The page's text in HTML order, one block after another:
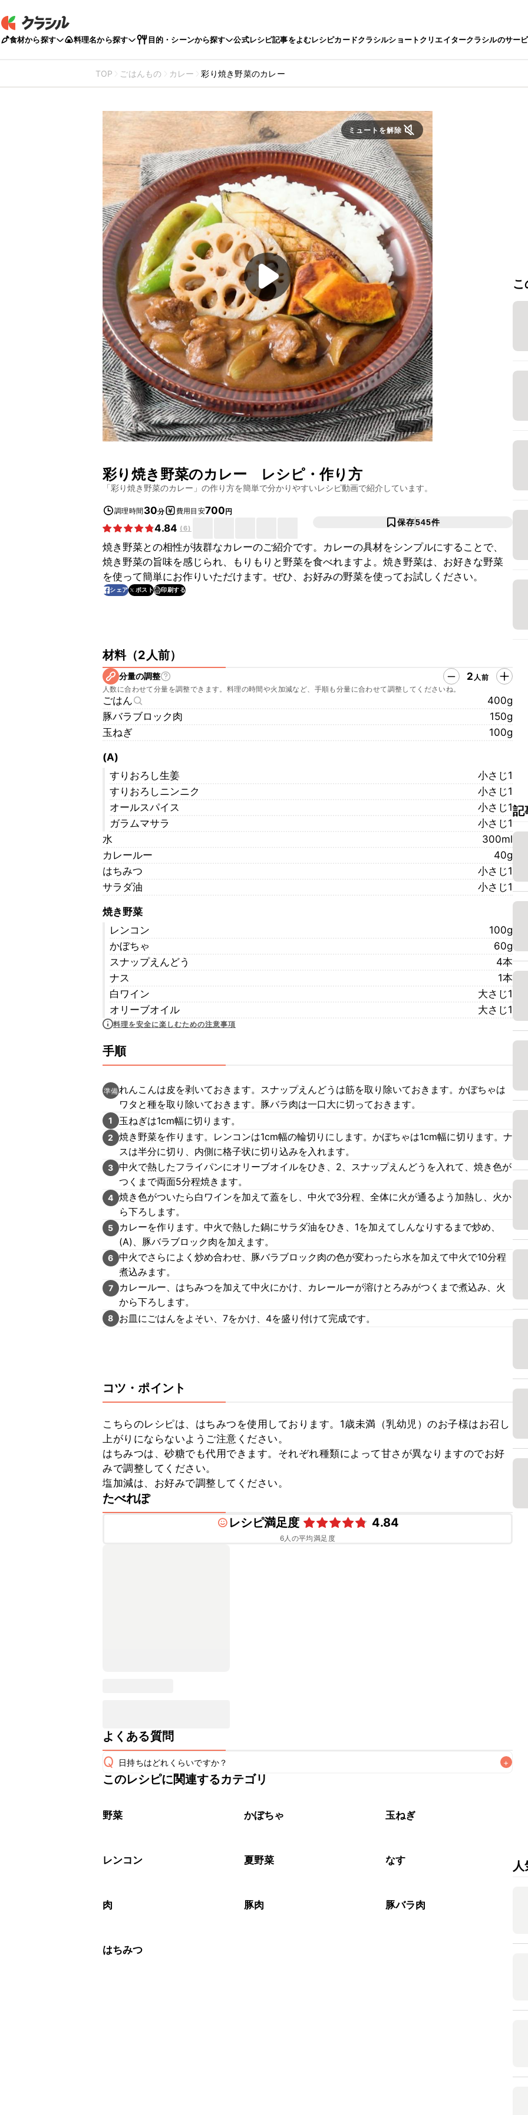
食材から探す 料理名から探す 目的・シーンから探す 公式レシピ記事をよむレシピカードクラシルショートクリエイタークラシルのサー
TOP ごはんもの カレー 彩り焼き野菜のカレー
ミュートを解除
彩り焼き野菜のカレー レシピ・作り方
「彩り焼き野菜のカレー 」の作り方を簡単で分かりやすいレシピ動画で紹介しています。
調理時間 30分 費用目安700円
4.84 (6)
保存545件
焼き野菜との相性が抜群なカレーのご紹介です。カレーの具材をシンプルにすることで、
焼き野菜の旨味を感じられ、もりもりと野菜を食べれますよ。焼き野菜は、お好きな野菜
を使って簡単にお作りいただけます。ぜひ、お好みの野菜を使ってお試しください。
シェア ポスト 印刷する
材料（2人前）
分量の調整 2 人前
人数に合わせて分量を調整できます。料理の時間や火加減など、手順も分量に合わせて調整してくださいね。
ごはん
400g
豚バラブロック肉
150g
玉ねぎ
100g
(A)
すりおろし生姜
小さじ1
すりおろしニンニク
小さじ1
オールスパイス
小さじ1
ガラムマサラ
小さじ1
水
300ml
カレールー
40g
はちみつ
小さじ1
サラダ油
小さじ1
焼き野菜
レンコン
100g
かぼちゃ
60g
スナップえんどう
4本
ナス
1本
白ワイン
大さじ1
オリーブオイル
大さじ1
料理を安全に楽しむための注意事項
手順
準備れんこんは皮を剥いておきます。スナップえんどうは筋を取り除いておきます。かぼちゃは
ワタと種を取り除いておきます。豚バラ肉は一口大に切っておきます。
1 玉ねぎは1cm幅に切ります。
2
焼き野菜を作ります。レンコンは1cm幅の輪切りにします。かぼちゃは1cm幅に切ります。ナ
スは半分に切り、内側に格子状に切り込みを入れます。
3 中火で熱したフライパンにオリーブオイルをひき、2、スナップえんどうを入れて、焼き色が
つくまで両面5分程焼きます。
4 焼き色がついたら白ワインを加えて蓋をし、中火で3分程、全体に火が通るよう加熱し、火か
ら下ろします。
5
カレーを作ります。中火で熱した鍋にサラダ油をひき、1を加えてしんなりするまで炒め、
(A)、豚バラブロック肉を加えます。
6 中火でさらによく炒め合わせ、豚バラブロック肉の色が変わったら水を加えて中火で10分程
煮込みます。
7
カレールー、はちみつを加えて中火にかけ、カレールーが溶けとろみがつくまで煮込み、火
から下ろします。
8 お皿にごはんをよそい、7をかけ、4を盛り付けて完成です。
コツ・ポイント
こちらのレシピは、はちみつを使用しております。1歳未満（乳幼児）のお子様はお召し
上がりにならないようご注意ください。
はちみつは、砂糖でも代用できます。それぞれ種類によって甘さが異なりますのでお好
みで調整してください。
塩加減は、お好みで調整してください。
たべれぽ
レシピ満足度
4.84
6人の平均満足度
よくある質問
Q 日持ちはどれくらいですか？ +
保存期間は冷蔵で翌日中が目安です。なるべくお早めにお召し上がりください。
※日持ちは目安です。
このレシピに関連するカテゴリ
野菜 かぼちゃ 玉ねぎ
レンコン 夏野菜 なす
肉 豚肉 豚バラ肉
はちみつ
記